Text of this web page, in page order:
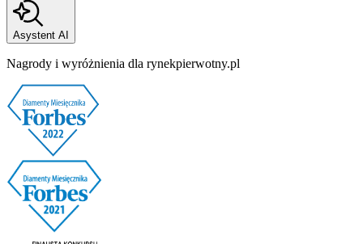
Asystent AI
Nagrody i wyróżnienia dla rynekpierwotny.pl